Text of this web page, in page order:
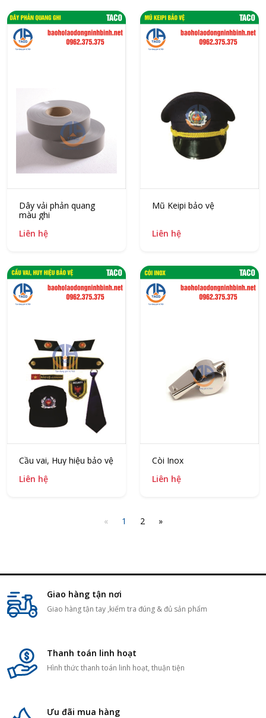
Dây vải phản quang
màu ghi
Liên hệ
Mũ Keipi bảo vệ
Liên hệ
Cầu vai, Huy hiệu bảo vệ
Liên hệ
Còi Inox
Liên hệ
« 1 2 »
Giao hàng tận nơi
Giao hàng tận tay ,kiểm tra đúng & đủ sản phẩm
Thanh toán linh hoạt
Hình thức thanh toán linh hoạt, thuận tiện
Ưu đãi mua hàng